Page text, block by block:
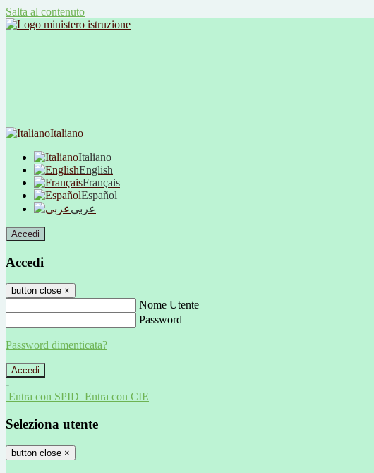
Salta al contenuto
Italiano
Italiano
English
Français
Español
عربى
Accedi
Accedi
button close ×
Nome Utente
Password
Password dimenticata?
-
Entra con SPID Entra con CIE
Seleziona utente
button close ×